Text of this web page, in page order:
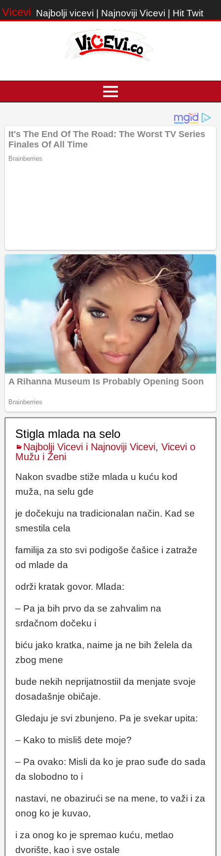
Vicevi Najbolji vicevi | Najnoviji Vicevi | Hit Twit
Stigla mlada na selo
Najbolji Vicevi i Najnoviji Vicevi, Vicevi o
Mužu i Ženi
Nakon svadbe stiže mlada u kuću kod
muža, na selu gde
je dočekuju na tradicionalan način. Kad se
smestila cela
familija za sto svi podigoše čašice i zatraže
od mlade da
održi kratak govor. Mlada:
– Pa ja bih prvo da se zahvalim na
srdačnom dočeku i
biću jako kratka, naime ja ne bih želela da
zbog mene
bude nekih neprijatnostiiI da menjate svoje
dosadašnje običaje.
Gledaju je svi zbunjeno. Pa je svekar upita:
– Kako to misliš dete moje?
– Pa ovako: Misli da ko je prao suđe do sada
da slobodno to i
nastavi, ne obazirući se na mene, to važi i za
onog ko je kuvao,
i za onog ko je spremao kuću, metlao
dvorište, kao i sve ostale